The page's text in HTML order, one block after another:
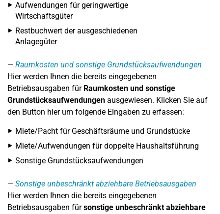
Aufwendungen für geringwertige
Wirtschaftsgüter
Restbuchwert der ausgeschiedenen
Anlagegüter
Raumkosten und sonstige Grundstücksaufwendungen
Hier werden Ihnen die bereits eingegebenen
Betriebsausgaben fürRaumkosten und sonstige
Grundstücksaufwendungen ausgewiesen. Klicken Sie auf
den Button hier um folgende Eingaben zu erfassen:
Miete/Pacht für Geschäftsräume und Grundstücke
Miete/Aufwendungen für doppelte Haushaltsführung
Sonstige Grundstücksaufwendungen
Sonstige unbeschränkt abziehbare Betriebsausgaben
Hier werden Ihnen die bereits eingegebenen
Betriebsausgaben fürsonstige unbeschränkt abziehbare